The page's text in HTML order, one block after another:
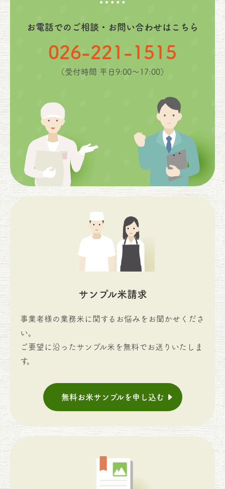
お電話でのご相談・お問い合わせはこちら
026-221-1515
（受付時間 平日9:00〜17:00）
サンプル米請求
事業者様の業務米に関するお悩みをお聞かせくださ
い。
ご要望に沿ったサンプル米を無料でお送りいたしま
す。
無料お米サンプルを申し込む